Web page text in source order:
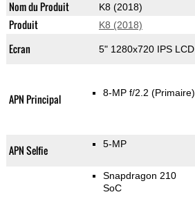
Nom du Produit K8 (2018)
Produit K8 (2018)
Ecran 5" 1280x720 IPS LCD
APN Principal 8-MP f/2.2 (Primaire)
APN Selfie 5-MP
Snapdragon 210
SoC